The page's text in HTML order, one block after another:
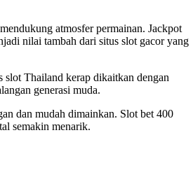
atmosfer permainan. Jackpot
nilai tambah dari situs slot gacoryang
Thailand kerap dikaitkan dengan
generasi muda.
dan mudah dimainkan. Slot bet 400
semakin menarik.